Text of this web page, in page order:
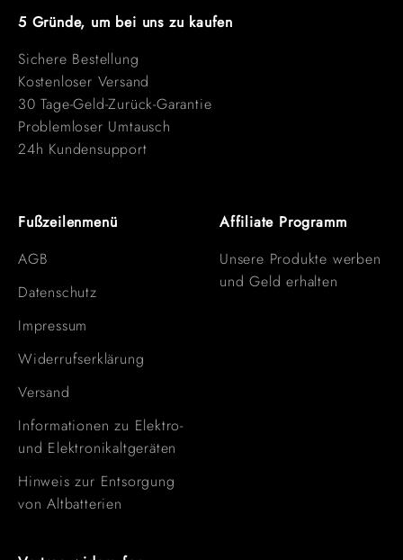
5 Gründe, um bei uns zu kaufen
Sichere Bestellung
Kostenloser Versand
30 Tage-Geld-Zurück-Garantie
Problemloser Umtausch
24h Kundensupport
Fußzeilenmenü
AGB
Datenschutz
Impressum
Widerrufserklärung
Versand
Informationen zu Elektro-
und Elektronikaltgeräten
Hinweis zur Entsorgung
von Altbatterien
Affiliate Programm
Unsere Produkte werben
und Geld erhalten